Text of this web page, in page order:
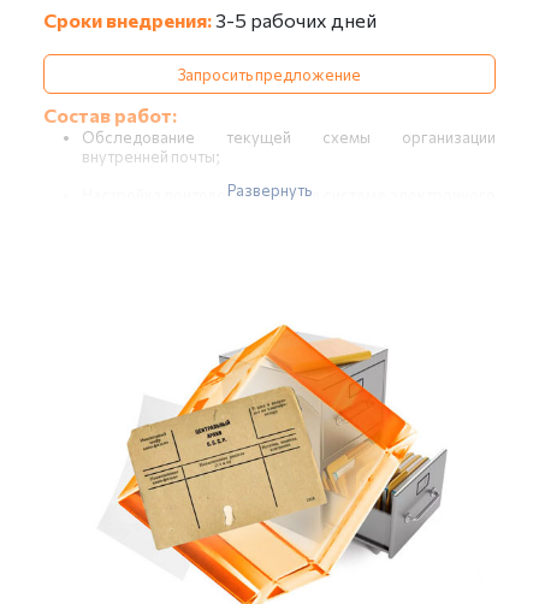
Сроки внедрения: 3-5 рабочих дней
Запросить предложение
Состав работ:
Обследование текущей схемы организации
внутренней почты;
Настройка почтового клиента в системе электронного
Развернуть